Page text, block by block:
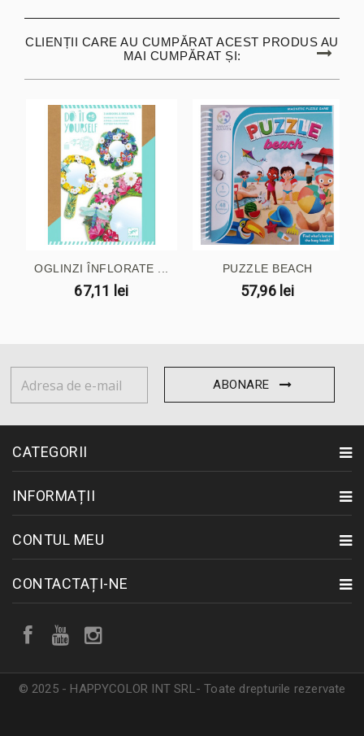
CLIENȚII CARE AU CUMPĂRAT ACEST PRODUS AU
MAI CUMPĂRAT ȘI:
OGLINZI ÎNFLORATE ...
67,11 lei
PUZZLE BEACH
57,96 lei
ABONARE
CATEGORII
INFORMAȚII
CONTUL MEU
CONTACTAȚI-NE
© 2025 - HAPPYCOLOR INT SRL- Toate drepturile rezervate